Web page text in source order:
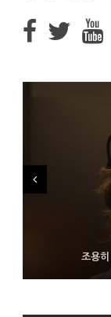
조용
9월 4일부터
FMS 2026서